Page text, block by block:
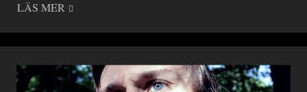
LÄS MER